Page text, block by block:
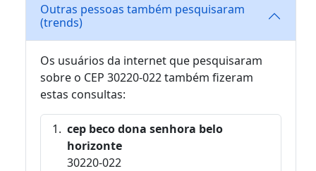
Outras pessoas também pesquisaram
(trends)
Os usuários da internet que pesquisaram
sobre o CEP 30220-022 também fizeram
estas consultas:
cep beco dona senhora belo
horizonte
30220-022